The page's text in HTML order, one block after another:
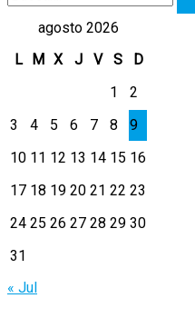
p
o
r
agosto 2026
L
M X J V S
D
1
2
3
4 5 6 7 8
9
10 11 12 13 14 15 16
17 18 19 20 21 22 23
24 25 26 27 28 29 30
31
« Jul